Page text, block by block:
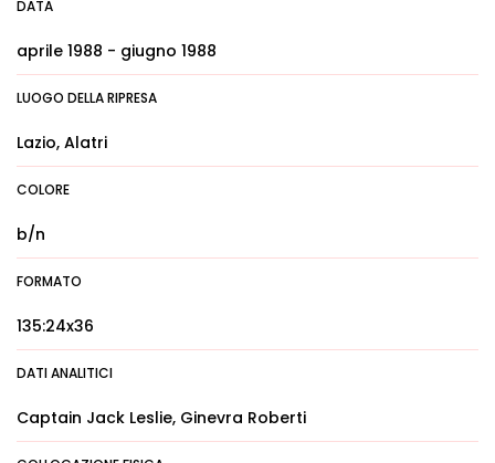
DATA
aprile 1988 - giugno 1988
LUOGO DELLA RIPRESA
Lazio, Alatri
COLORE
b/n
FORMATO
135:24x36
DATI ANALITICI
Captain Jack Leslie, Ginevra Roberti